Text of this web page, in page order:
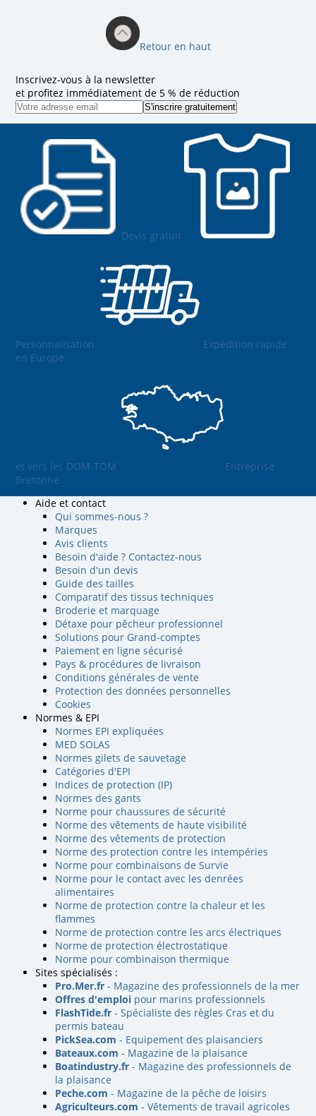
Retour en haut
Inscrivez-vous à la newsletter
et profitez immédiatement de 5 % de réduction
Devis gratuit
Personnalisation
Expédition rapide
en Europe
et vers les DOM-TOM
Entreprise
Bretonne
Aide et contact
Qui sommes-nous ?
Marques
Avis clients
Besoin d'aide ? Contactez-nous
Besoin d'un devis
Guide des tailles
Comparatif des tissus techniques
Broderie et marquage
Détaxe pour pêcheur professionnel
Solutions pour Grand-comptes
Paiement en ligne sécurisé
Pays & procédures de livraison
Conditions générales de vente
Protection des données personnelles
Cookies
Normes & EPI
Normes EPI expliquées
MED SOLAS
Normes gilets de sauvetage
Catégories d'EPI
Indices de protection (IP)
Normes des gants
Norme pour chaussures de sécurité
Norme des vêtements de haute visibilité
Norme des vêtements de protection
Norme des protection contre les intempéries
Norme pour combinaisons de Survie
Norme pour le contact avec les denrées
alimentaires
Norme de protection contre la chaleur et les
flammes
Norme de protection contre les arcs électriques
Norme de protection électrostatique
Norme pour combinaison thermique
Sites spécialisés :
Pro.Mer.fr - Magazine des professionnels de la mer
Offres d'emploi pour marins professionnels
FlashTide.fr - Spécialiste des règles Cras et du
permis bateau
PickSea.com - Equipement des plaisanciers
Bateaux.com - Magazine de la plaisance
Boatindustry.fr - Magazine des professionnels de
la plaisance
Peche.com - Magazine de la pêche de loisirs
Agriculteurs.com - Vêtements de travail agricoles